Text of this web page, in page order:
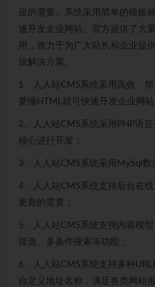
设的需要。系统采用简单的模板
速开发企业网站。官方提供了大
用，致力于为广大站长和企业提
设解决方案。
1、人人站CMS系统采用高效、
要懂HTML就可快速开发企业网站
2、人人站CMS系统采用PHP语
核心进行开发；
3、人人站CMS系统采用MySql数
4、人人站CMS系统支持后台在
更新的需要；
5、人人站CMS系统支持内容模
筛选、多条件搜索等功能；
6、人人站CMS系统支持多种
自定义地址名称，满足各类网站